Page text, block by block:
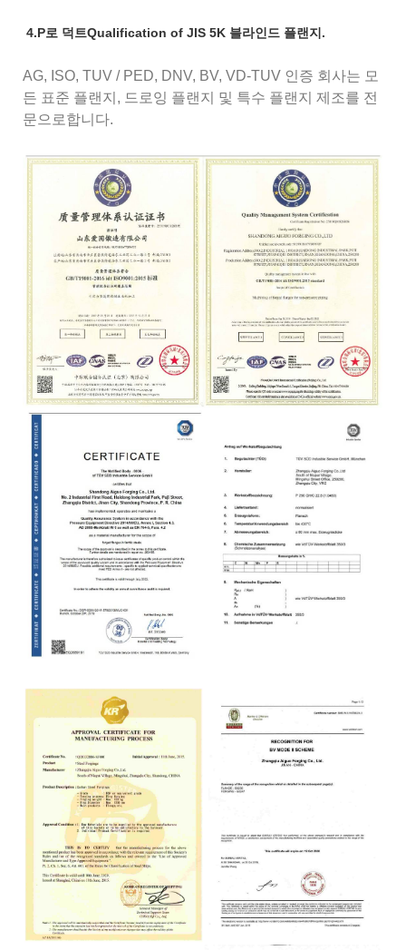
4.P로 덕트Qualification of JIS 5K 블라인드 플랜지.
AG, ISO, TUV / PED, DNV, BV, VD-TUV 인증 회사는 모
든 표준 플랜지, 드로잉 플랜지 및 특수 플랜지 제조를 전
문으로합니다.